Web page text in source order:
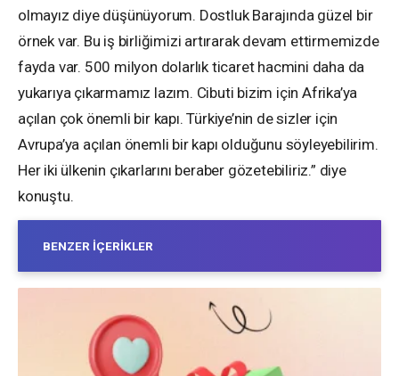
olmayız diye düşünüyorum. Dostluk Barajında güzel bir
örnek var. Bu iş birliğimizi artırarak devam ettirmemizde
fayda var. 500 milyon dolarlık ticaret hacmini daha da
yukarıya çıkarmamız lazım. Cibuti bizim için Afrika’ya
açılan çok önemli bir kapı. Türkiye’nin de sizler için
Avrupa’ya açılan önemli bir kapı olduğunu söyleyebilirim.
Her iki ülkenin çıkarlarını beraber gözetebiliriz.” diye
konuştu.
BENZER İÇERIKLER